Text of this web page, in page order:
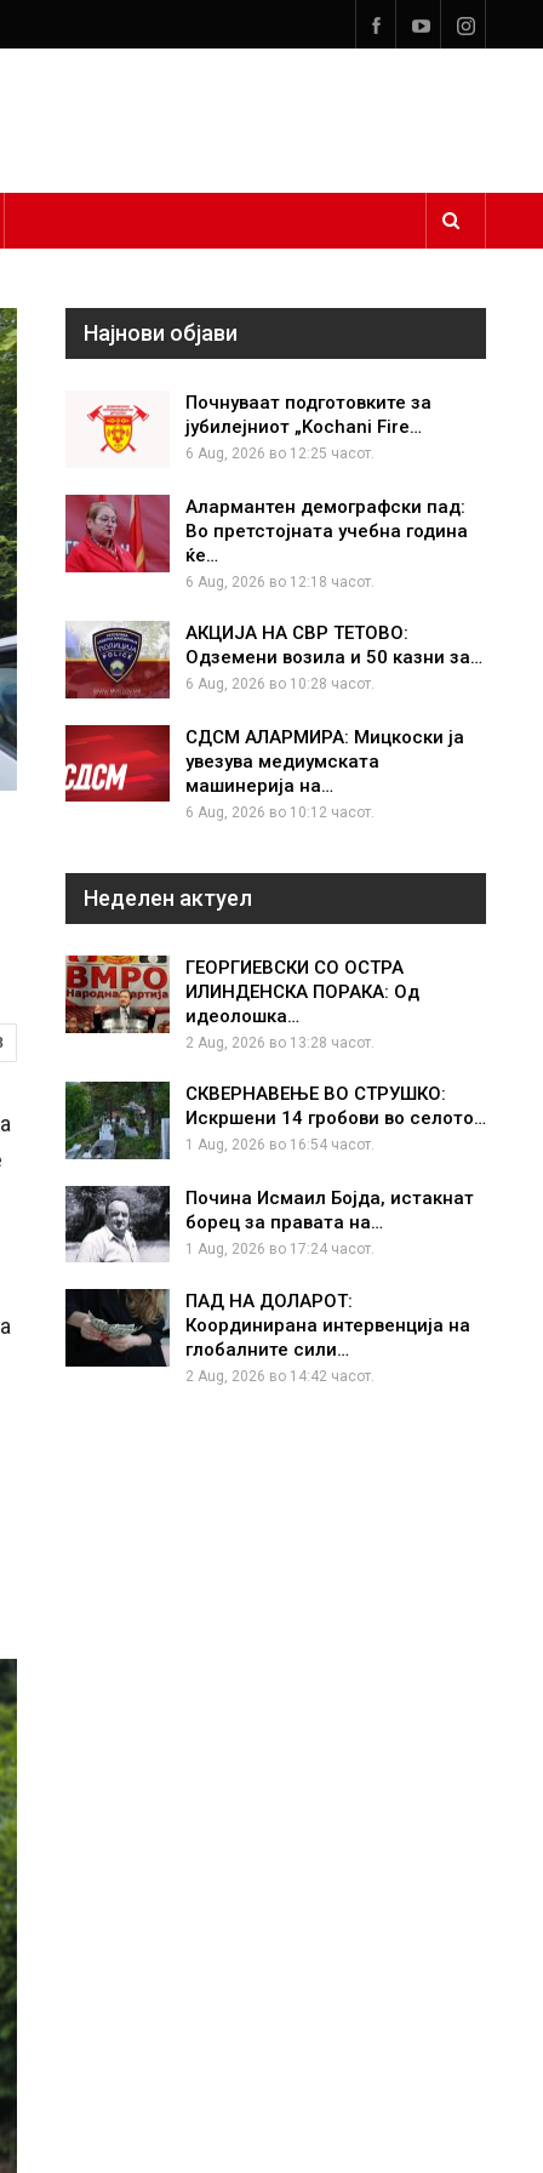
Најнови објави
Почнуваат подготовките за
јубилејниот „Kochani Fire…
6 Aug, 2026 во 12:25 часот.
Алармантен демографски пад:
Во претстојната учебна година
ќе…
6 Aug, 2026 во 12:18 часот.
АКЦИЈА НА СВР ТЕТОВО:
Одземени возила и 50 казни за…
6 Aug, 2026 во 10:28 часот.
СДСМ АЛАРМИРА: Мицкоски ја
увезува медиумската
машинерија на…
6 Aug, 2026 во 10:12 часот.
Неделен актуел
ГЕОРГИЕВСКИ СО ОСТРА
ИЛИНДЕНСКА ПОРАКА: Од
идеолошка…
2 Aug, 2026 во 13:28 часот.
СКВЕРНАВЕЊЕ ВО СТРУШКО:
Искршени 14 гробови во селото…
1 Aug, 2026 во 16:54 часот.
Почина Исмаил Бојда, истакнат
борец за правата на…
1 Aug, 2026 во 17:24 часот.
ПАД НА ДОЛАРОТ:
Координирана интервенција на
глобалните сили…
2 Aug, 2026 во 14:42 часот.